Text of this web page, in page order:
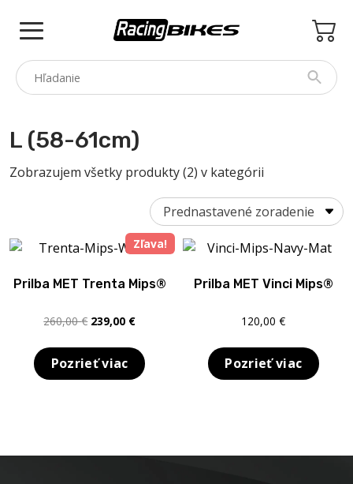
PINARELLO
SPEZZOTTO
PRINCETON
O NÁS
SALE
L (58-61cm)
Zobrazujem všetky produkty (2) v kategórii
Zľava!
Prilba MET Trenta Mips®
260,00€ Pôvodná
bola:
260,00 €.
239,00 €Aktuálna
je:
239,00 €.
Pozrieť viac
Prilba MET Vinci Mips®
120,00€
Pozrieť viac